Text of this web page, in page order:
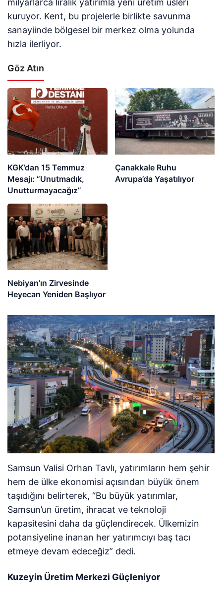
milyarlarca liralık yatırımla yeni üretim üsleri
kuruyor. Kent, bu projelerle birlikte savunma
sanayiinde bölgesel bir merkez olma yolunda
hızla ilerliyor.
Göz Atın
KGK’dan 15 Temmuz
Mesajı: “Unutmadık,
Unutturmayacağız”
Çanakkale Ruhu
Avrupa’da Yaşatılıyor
Nebiyan’ın Zirvesinde
Heyecan Yeniden Başlıyor
Samsun Valisi Orhan Tavlı, yatırımların hem şehir
hem de ülke ekonomisi açısından büyük önem
taşıdığını belirterek, “Bu büyük yatırımlar,
Samsun’un üretim, ihracat ve teknoloji
kapasitesini daha da güçlendirecek. Ülkemizin
potansiyeline inanan her yatırımcıyı baş tacı
etmeye devam edeceğiz” dedi.
Kuzeyin Üretim Merkezi Güçleniyor